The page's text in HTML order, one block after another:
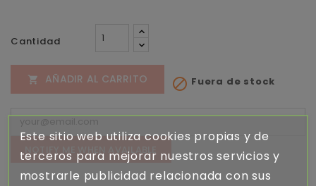
Cantidad
 AÑADIR AL CARRITO  Fuera de stock
NOTIFY ME WHEN AVAILABLE
Este sitio web utiliza cookies propias y de
terceros para mejorar nuestros servicios y
mostrarle publicidad relacionada con sus